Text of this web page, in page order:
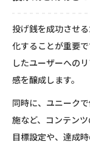
投げ銭を成功させ
化することが重要
したユーザーへの
感を醸成します。
同時に、ユニーク
施など、コンテン
目標設定や、達成